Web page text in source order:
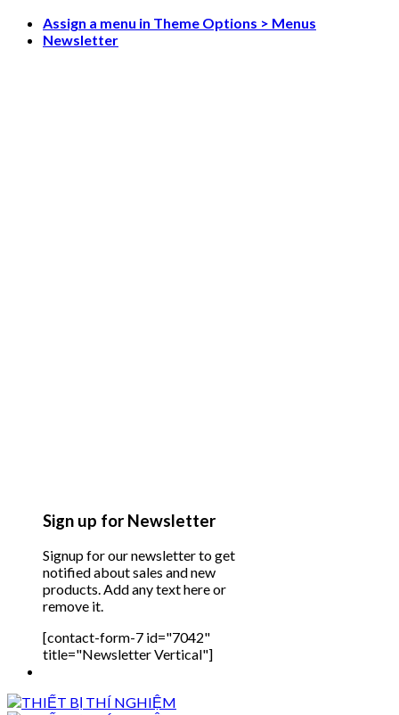
Skip
Assign a menu in Theme Options > Menus
Newsletter
Sign up for Newsletter
Signup for our newsletter to get
notified about sales and new
products. Add any text here or
remove it.
[contact-form-7 id="7042"
title="Newsletter Vertical"]